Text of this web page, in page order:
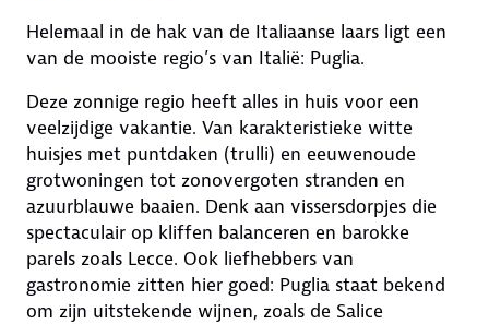
Helemaal in de hak van de Italiaanse laars ligt een
van de mooiste regio’s van Italië: Puglia.
Deze zonnige regio heeft alles in huis voor een
veelzijdige vakantie. Van karakteristieke witte
huisjes met puntdaken (trulli) en eeuwenoude
grotwoningen tot zonovergoten stranden en
azuurblauwe baaien. Denk aan vissersdorpjes die
spectaculair op kliffen balanceren en barokke
parels zoals Lecce. Ook liefhebbers van
gastronomie zitten hier goed: Puglia staat bekend
om zijn uitstekende wijnen, zoals de Salice